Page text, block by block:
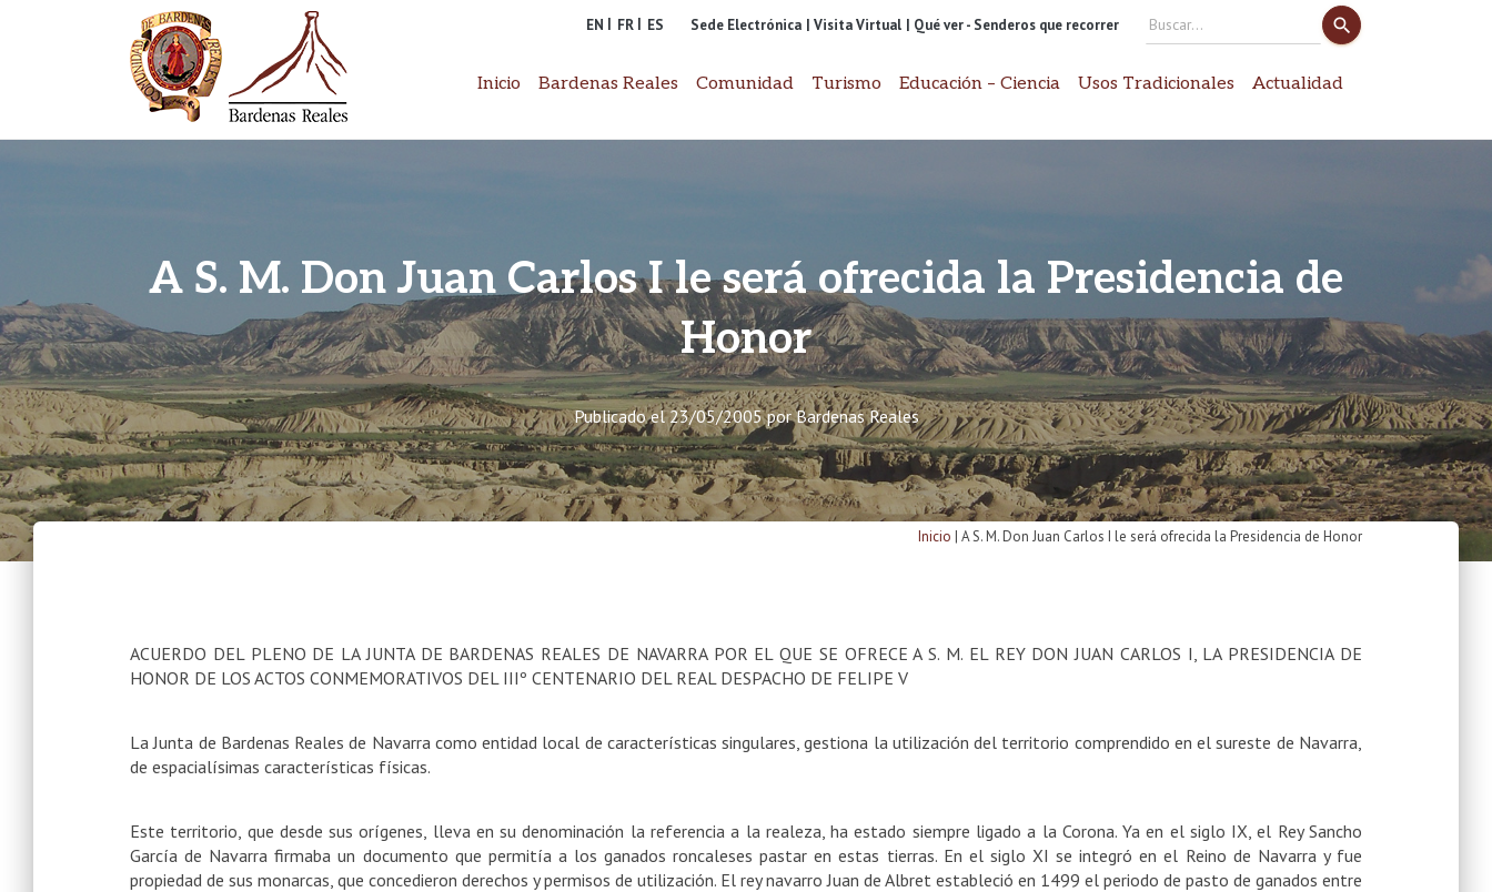
Parque Natural
EN FR ES Sede Electrónica | Visita Virtual | Qué ver - Senderos que recorrer
Search
search
Inicio Bardenas Reales Comunidad Turismo Educación – Ciencia Usos Tradicionales Actualidad
A S. M. Don Juan Carlos I le será ofrecida la Presidencia de
Honor
Publicado el23/05/2005porBardenas Reales
Inicio | A S. M. Don Juan Carlos I le será ofrecida la Presidencia de Honor
ACUERDO DEL PLENO DE LA JUNTA DE BARDENAS REALES DE NAVARRA POR EL QUE SE OFRECE A S. M. EL REY DON JUAN CARLOS I, LA PRESIDENCIA DE
HONOR DE LOS ACTOS CONMEMORATIVOS DEL IIIº CENTENARIO DEL REAL DESPACHO DE FELIPE V
La Junta de Bardenas Reales de Navarra como entidad local de características singulares, gestiona la utilización del territorio comprendido en el sureste de Navarra,
de espacialísimas características físicas.
Este territorio, que desde sus orígenes, lleva en su denominación la referencia a la realeza, ha estado siempre ligado a la Corona. Ya en el siglo IX, el Rey Sancho
García de Navarra firmaba un documento que permitía a los ganados roncaleses pastar en estas tierras. En el siglo XI se integró en el Reino de Navarra y fue
propiedad de sus monarcas, que concedieron derechos y permisos de utilización. El rey navarro Juan de Albret estableció en 1499 el periodo de pasto de ganados entre